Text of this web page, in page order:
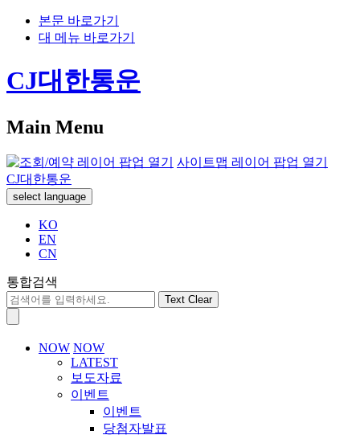
본문 바로가기
대 메뉴 바로가기
CJ대한통운
Main Menu
사이트맵 레이어 팝업 열기
CJ대한통운
select language
KO
EN
CN
통합검색
Text Clear
NOW NOW
LATEST
보도자료
이벤트
이벤트
당첨자발표